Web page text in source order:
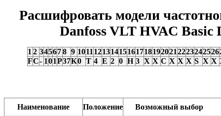
Расшифровать модели
Danfoss VLT HVAC Basic
1 2 345678 9 1011 121314151617181920212223242526
FC- 101P37К0 Т 4 E 2 0 H 3 X X С X X X S X X
Наименование Положение Возможный выбор